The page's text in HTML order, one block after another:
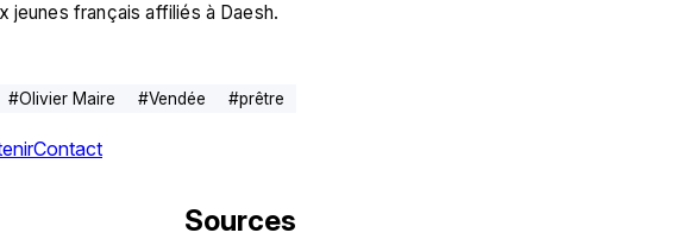
jeunes français affiliés à Daesh.
#Olivier Maire #Vendée #prêtre
Contact
Sources